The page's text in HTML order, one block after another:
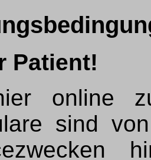
Patient!
online
sind